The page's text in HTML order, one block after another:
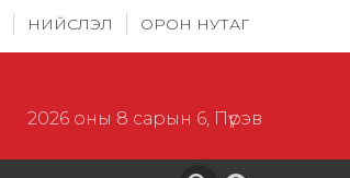
НИЙСЛЭЛ ОРОН НУТАГ
2026 оны 8 сарын 6, Пүрэв